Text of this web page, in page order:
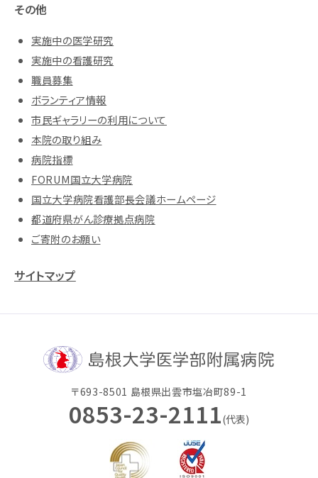
その他
実施中の医学研究
実施中の看護研究
職員募集
ボランティア情報
市民ギャラリーの利用について
本院の取り組み
病院指標
FORUM国立大学病院
国立大学病院看護部長会議ホームページ
都道府県がん診療拠点病院
ご寄附のお願い
サイトマップ
〒693-8501 島根県出雲市塩冶町89-1
0853-23-2111(代表)